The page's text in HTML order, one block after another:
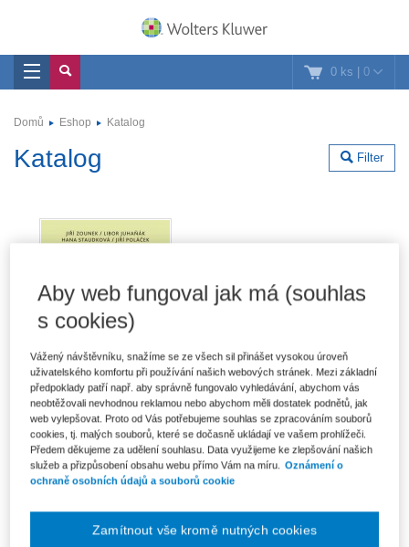
0 ks | 0
Domů Eshop Katalog
Filter
Katalog
E-learning, Učení (se) s
digitálními technologiemi - 2.,...
Od 506 Kč
Aby web fungoval jak má (souhlas
s cookies)
Vážený návštěvníku, snažíme se ze všech sil přinášet vysokou úroveň
uživatelského komfortu při používání našich webových stránek. Mezi základní
předpoklady patří např. aby správně fungovalo vyhledávání, abychom vás
neobtěžovali nevhodnou reklamou nebo abychom měli dostatek podnětů, jak
web vylepšovat. Proto od Vás potřebujeme souhlas se zpracováním souborů
cookies, tj. malých souborů, které se dočasně ukládají ve vašem prohlížeči.
Předem děkujeme za udělení souhlasu. Data využijeme ke zlepšování našich
služeb a přizpůsobení obsahu webu přímo Vám na míru. Oznámení o
ochraně osobních údajů a souborů cookie
Zamítnout vše kromě nutných cookies